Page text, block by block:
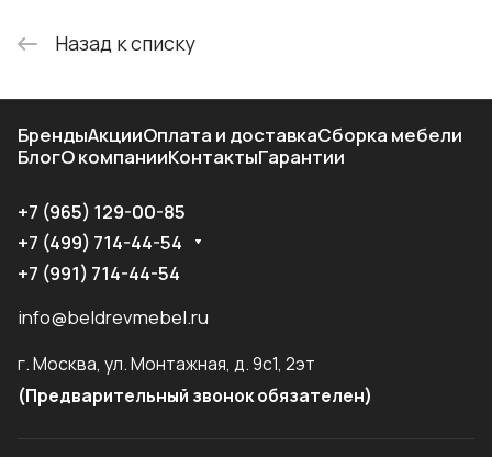
Назад к списку
БрендыАкцииОплата и доставкаСборка мебели
БлогО компанииКонтактыГарантии
+7 (965) 129-00-85
+7 (499) 714-44-54
+7 (991) 714-44-54
info@beldrevmebel.ru
г. Москва, ул. Монтажная, д. 9с1, 2эт
(Предварительный звонок обязателен)